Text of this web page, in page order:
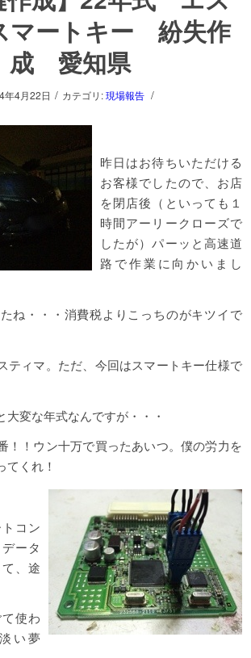
マートキー 紛失作
成 愛知県
年4月22日 / カテゴリ:現場報告 /
昨日はお待ちいただける
お客様でしたので、お店
を閉店後（といっても１
時間アーリークローズで
したが）パーッと高速道
路で作業に向かいまし
ね・・・消費税よりこっちのがキツイで
ティマ。ただ、今回はスマートキー仕様で
大変な年式なんですが・・・
！！ウン十万で買ったあいつ。僕の労力を
てくれ！
コン
ータ
、途
使わ
い夢